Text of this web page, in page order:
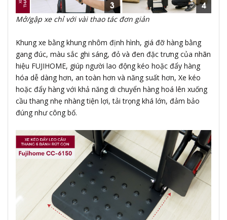
Mở/gập xe chỉ với vài thao tác đơn giản
Khung xe bằng khung nhôm định hình, giá đỡ hàng bằng
gang đúc, màu sắc ghi sáng, đỏ và đen đặc trưng của nhãn
hiệu FUJIHOME, giúp người lao động kéo hoặc đẩy hàng
hóa dễ dàng hơn, an toàn hơn và năng suất hơn, Xe kéo
hoặc đẩy hàng với khả năng di chuyển hàng hoá lên xuống
cầu thang nhẹ nhàng tiện lợi, tải trọng khá lớn, đảm bảo
đúng như công bố.